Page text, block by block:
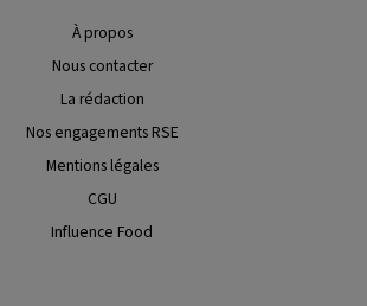
À propos
Nous contacter
La rédaction
Nos engagements RSE
Mentions légales
CGU
Influence Food